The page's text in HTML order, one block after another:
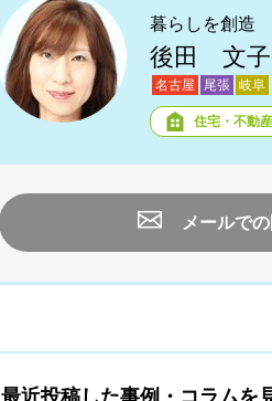
暮らしを創造
後田 文子
名古屋 尾張 岐阜
住宅・不動産
メールで
最近投稿した事例・コラムを